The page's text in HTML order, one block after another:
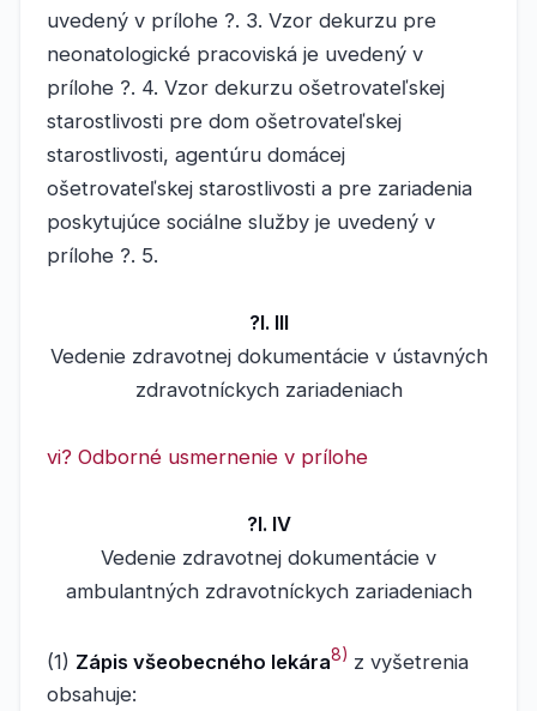
uvedený v prílohe ?. 3. Vzor dekurzu pre
neonatologické pracoviská je uvedený v
prílohe ?. 4. Vzor dekurzu ošetrovateľskej
starostlivosti pre dom ošetrovateľskej
starostlivosti, agentúru domácej
ošetrovateľskej starostlivosti a pre zariadenia
poskytujúce sociálne služby je uvedený v
prílohe ?. 5.
?l. III
Vedenie zdravotnej dokumentácie v ústavných
zdravotníckych zariadeniach
vi? Odborné usmernenie v prílohe
?l. IV
Vedenie zdravotnej dokumentácie v
ambulantných zdravotníckych zariadeniach
(1) Zápis všeobecného lekára8) z vyšetrenia
obsahuje: